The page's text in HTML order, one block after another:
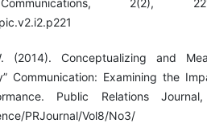
2(2),
Conceptualizing and
Communication: Examining the
Public Relations
PRJournal/Vol8/No3/